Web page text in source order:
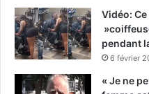
Vidéo:
pendant
6 février
« Je ne